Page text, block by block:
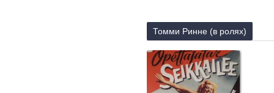
Томми Ринне (в ролях)